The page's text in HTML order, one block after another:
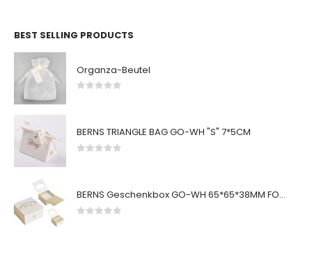
BEST SELLING PRODUCTS
Organza-Beutel
BERNS TRIANGLE BAG GO-WH "S" 7*5CM
BERNS Geschenkbox GO-WH 65*65*38MM FOR SMALL SETS